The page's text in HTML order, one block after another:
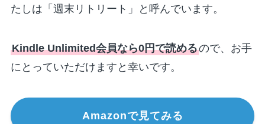
たしは「週末リトリート」と呼んでいます。
Kindle Unlimited会員なら0円で読めるので、お手
にとっていただけますと幸いです。
Amazonで見てみる